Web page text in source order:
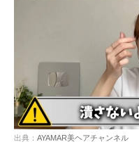
出典： AYAMAR美ヘアチャンネル